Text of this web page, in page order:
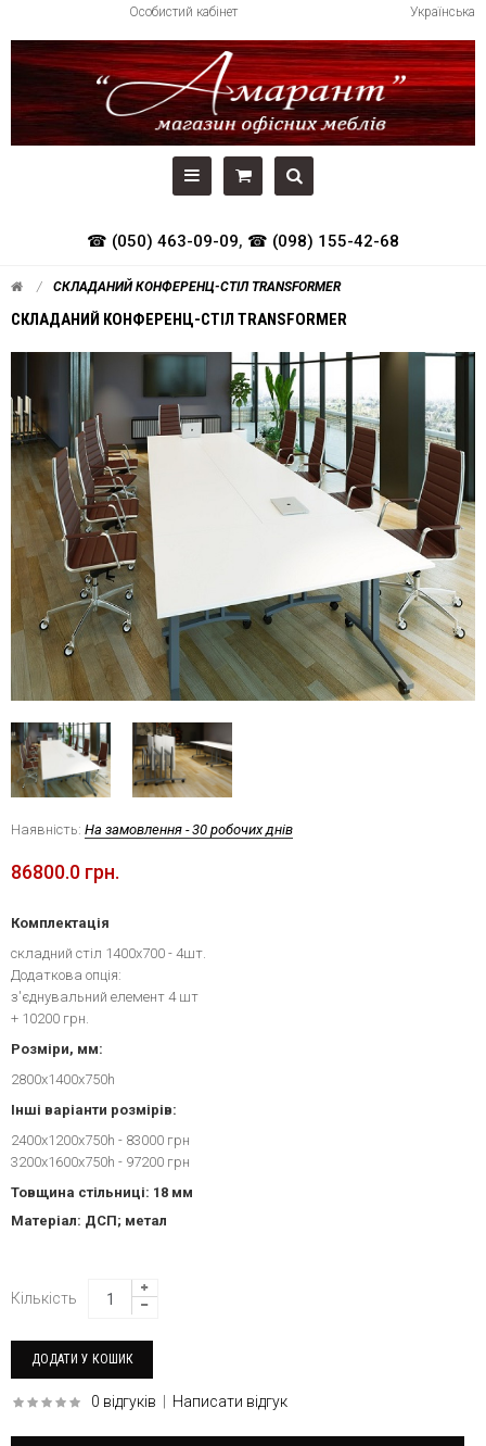
Українська
Особистий кабінет
☎ (050) 463-09-09, ☎ (098) 155-42-68
СКЛАДАНИЙ КОНФЕРЕНЦ-СТІЛ TRANSFORMER
СКЛАДАНИЙ КОНФЕРЕНЦ-СТІЛ TRANSFORMER
Наявність: На замовлення - 30 робочих днів
86800.0 грн.
Комплектація
складний стіл 1400х700 - 4шт.
Додаткова опція:
з'єднувальний елемент 4 шт
+ 10200 грн.
Розміри, мм:
2800х1400х750h
Інші варіанти розмірів:
2400х1200х750h - 83000 грн
3200х1600х750h - 97200 грн
Товщина стільниці: 18 мм
Матеріал: ДСП; метал
Кількість
0 відгуків Написати відгук